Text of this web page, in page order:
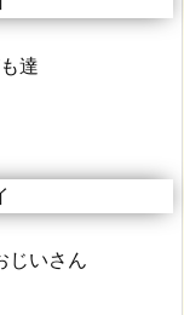
達
じいさん